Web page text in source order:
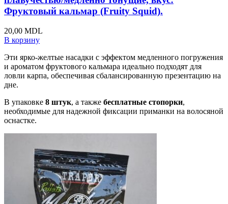
Фруктовый кальмар (Fruity Squid).
20,00 MDL
В корзину
Эти ярко-желтые насадки с эффектом медленного погружения
и ароматом фруктового кальмара идеально подходят для
ловли карпа, обеспечивая сбалансированную презентацию на
дне.
В упаковке 8 штук, а также бесплатные стопорки,
необходимые для надежной фиксации приманки на волосяной
оснастке.